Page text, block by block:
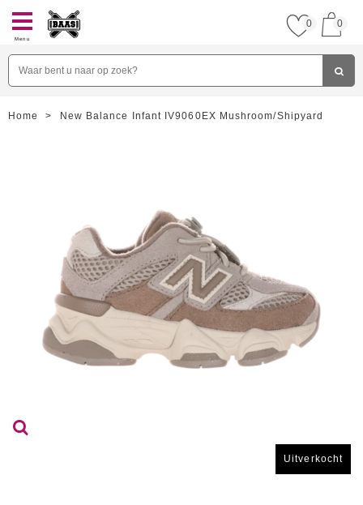
Menu
0 0
Home > New Balance Infant IV9060EX Mushroom/Shipyard
Uitverkocht